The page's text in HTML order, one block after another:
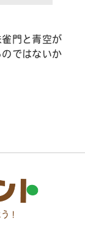
門と青空が
ではないか
！